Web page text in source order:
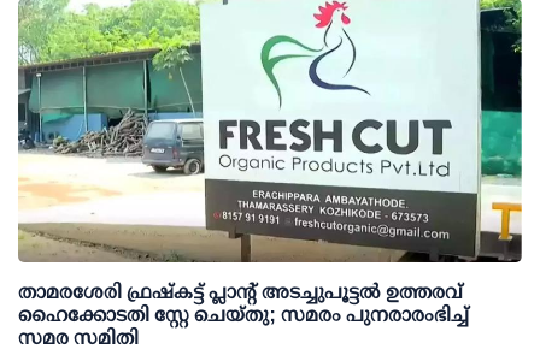
താമരശേരി ഫ്രഷ്കട്ട് പ്ലാന്റ് അടച്ചുപൂട്ടൽ ഉത്തരവ്
ഹൈക്കോടതി സ്റ്റേ ചെയ്തു; സമരം പുനരാരംഭിച്ച്
സമര സമിതി